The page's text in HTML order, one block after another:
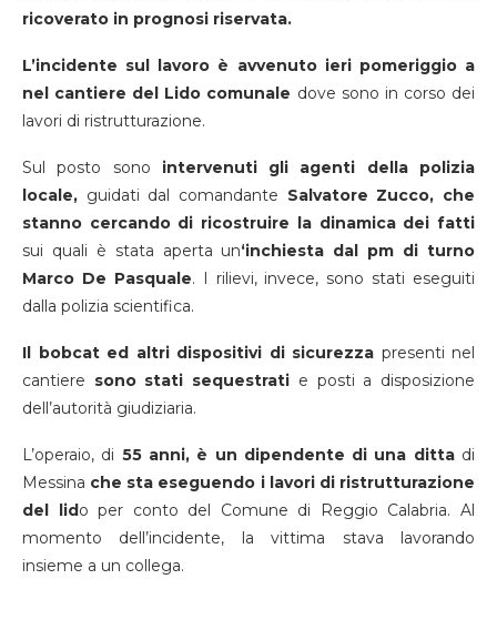
ricoverato in prognosi riservata.
L’incidente sul lavoro è avvenuto ieri pomeriggio a
nel cantiere del Lido comunale dove sono in corso dei
lavori di ristrutturazione.
Sul posto sono intervenuti gli agenti della polizia
locale, guidati dal comandante Salvatore Zucco, che
stanno cercando di ricostruire la dinamica dei fatti
sui quali è stata aperta un‘inchiesta dal pm di turno
Marco De Pasquale. I rilievi, invece, sono stati eseguiti
dalla polizia scientifica.
Il bobcat ed altri dispositivi di sicurezza presenti nel
cantiere sono stati sequestrati e posti a disposizione
dell’autorità giudiziaria.
L’operaio, di 55 anni, è un dipendente di una dittadi
Messina che sta eseguendo i lavori di ristrutturazione
del lido per conto del Comune di Reggio Calabria. Al
momento dell’incidente, la vittima stava lavorando
insieme a un collega.